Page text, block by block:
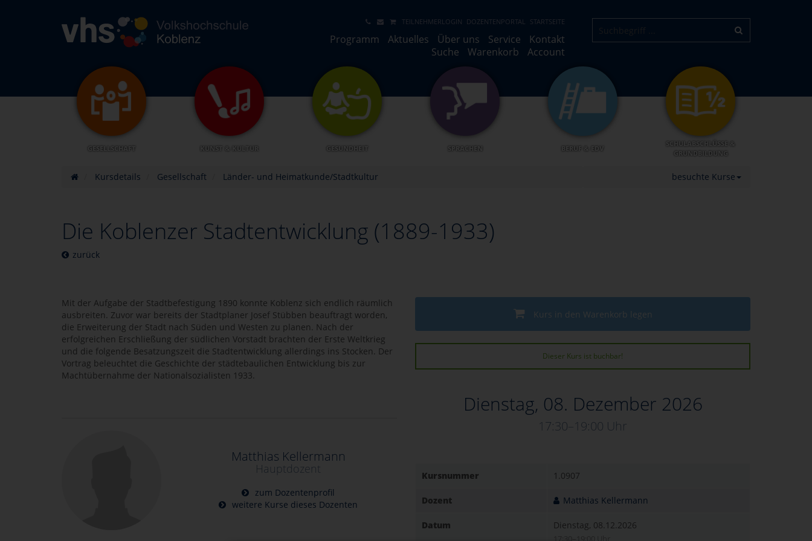
TEILNEHMERLOGIN DOZENTENPORTAL STARTSEITE
Programm Aktuelles Über uns Service
Kontakt
Suche
Warenkorb Account
GESELLSCHAFT KUNST & KULTUR GESUNDHEIT SPRACHEN BERUF & EDV
SCHULABSCHLÜSSE &
GRUNDBILDUNG
Kursdetails Gesellschaft Länder- und Heimatkunde/Stadtkultur besuchte Kurse
Die Koblenzer Stadtentwicklung (1889-1933)
zurück
Kurs in den Warenkorb legen
Dieser Kurs ist buchbar!
Dienstag, 08. Dezember 2026
17:30–19:00 Uhr
Kursnummer 1.0907
Dozent Matthias Kellermann
Datum Dienstag, 08.12.2026
Mit der Aufgabe der Stadtbefestigung 1890 konnte Koblenz sich endlich räumlich
ausbreiten. Zuvor war bereits der Stadtplaner Josef Stübben beauftragt worden,
die Erweiterung der Stadt nach Süden und Westen zu planen. Nach der
erfolgreichen Erschließung der südlichen Vorstadt brachten der Erste Weltkrieg
und die folgende Besatzungszeit die Stadtentwicklung allerdings ins Stocken. Der
Vortrag beleuchtet die Geschichte der städtebaulichen Entwicklung bis zur
Machtübernahme der Nationalsozialisten 1933.
Matthias Kellermann
Hauptdozent
zum Dozentenprofil
weitere Kurse dieses Dozenten